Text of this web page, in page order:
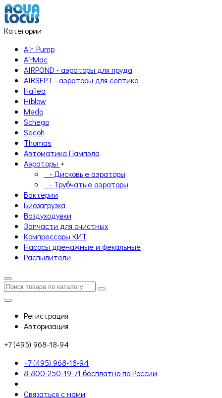
Категории
Air Pump
AirMac
AIRPOND - аэраторы для пруда
AIRSEPT - аэраторы для септика
Hailea
Hiblow
Medo
Schego
Secoh
Thomas
Автоматика Пампэла
Аэраторы +
- Дисковые аэраторы
- Трубчатые аэраторы
Бактерии
Биозагрузка
Воздуходувки
Запчасти для очистных
Компрессоры КИТ
Насосы дренажные и фекальные
Распылители
Регистрация
Авторизация
+7 (495) 968-18-94
+7 (495) 968-18-94
8-800-250-19-71 бесплатно по России
Связаться с нами